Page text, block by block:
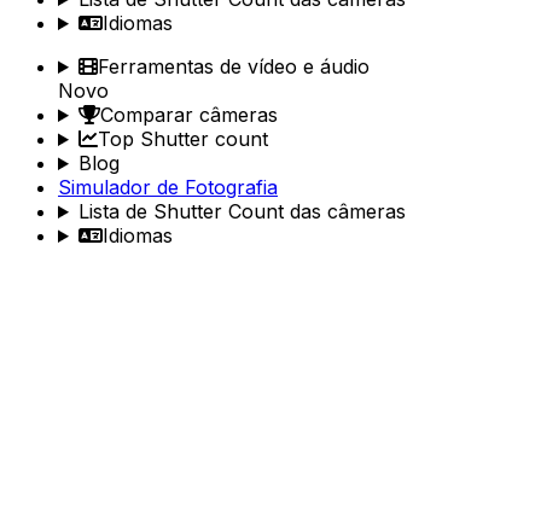
Idiomas
Ferramentas de vídeo e áudio
Novo
Comparar câmeras
Top Shutter count
Blog
Simulador de Fotografia
Lista de Shutter Count das câmeras
Idiomas